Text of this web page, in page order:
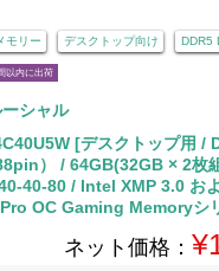
モリー デスクトップ向け DDR5
以内に出荷
シャル
[デスクトップ用 /
） / 64GB(32GB × 2枚
40-80 / Intel XMP 3.0 お
OC Gaming Memoryシ
ネット価格：